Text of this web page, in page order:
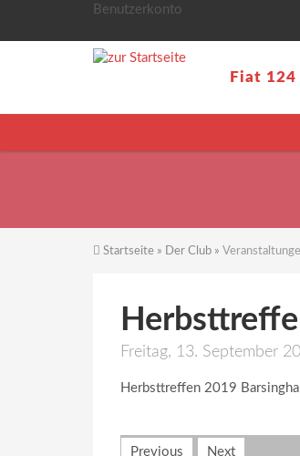
Direkt zum InhaltBenutzerkonto
Fiat 124
Startseite » Der Club »
Freitag, 13. September
Herbsttreffen 2019
Previous Next